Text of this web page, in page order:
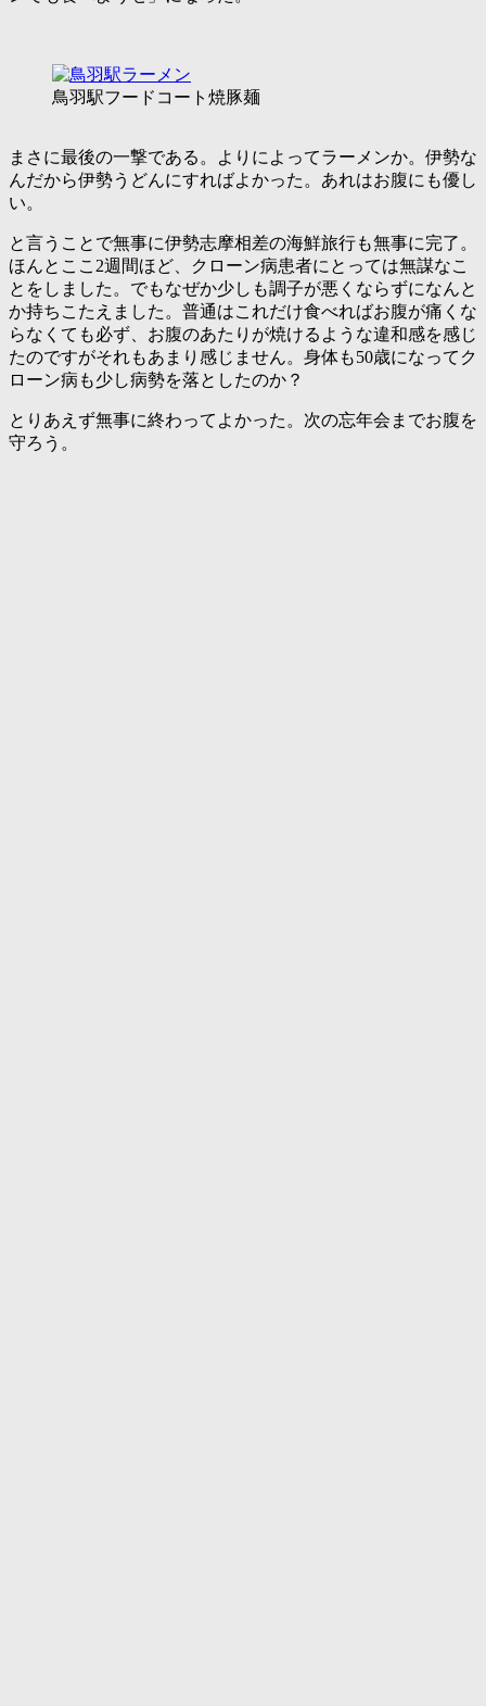
鳥羽駅フードコート焼豚麺
まさに最後の一撃である。よりによってラーメンか。伊勢な
んだから伊勢うどんにすればよかった。あれはお腹にも優し
い。
と言うことで無事に伊勢志摩相差の海鮮旅行も無事に完了。
ほんとここ2週間ほど、クローン病患者にとっては無謀なこ
とをしました。でもなぜか少しも調子が悪くならずになんと
か持ちこたえました。普通はこれだけ食べればお腹が痛くな
らなくても必ず、お腹のあたりが焼けるような違和感を感じ
たのですがそれもあまり感じません。身体も50歳になってク
ローン病も少し病勢を落としたのか？
とりあえず無事に終わってよかった。次の忘年会までお腹を
守ろう。